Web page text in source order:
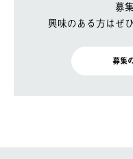
募
興味のある方はぜ
募集